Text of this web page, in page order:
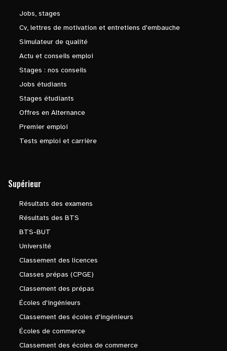
Jobs, stages
Cv, lettres de motivation et entretiens d'embauche
Simulateur de qualité
Actu et conseils emploi
Stages : nos conseils
Jobs étudiants
Stages étudiants
Offres en Alternance
Premier emploi
Tests emploi et carrière
Supérieur
Résultats des examens
Résultats des BTS
BTS-BUT
Université
Classement des licences
Classes prépas (CPGE)
Classement des prépas
Écoles d'ingénieurs
Classement des écoles d'ingénieurs
Écoles de commerce
Classement des écoles de commerce